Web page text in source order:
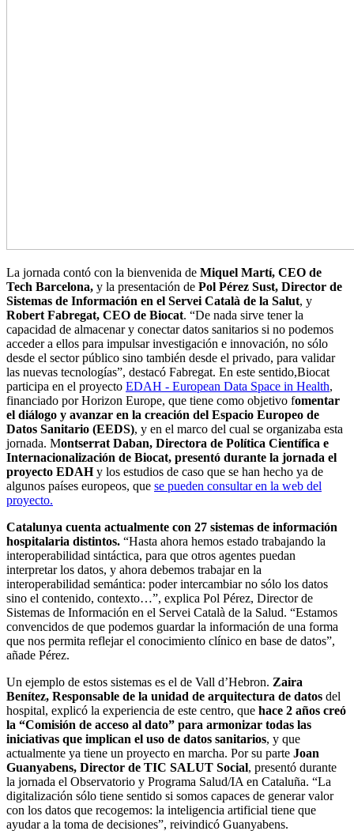
La jornada contó con la bienvenida de Miquel Martí, CEO de
Tech Barcelona, y la presentación de Pol Pérez Sust, Director de
Sistemas de Información en el Servei Català de la Salut, y
Robert Fabregat, CEO de Biocat. “De nada sirve tener la
capacidad de almacenar y conectar datos sanitarios si no podemos
acceder a ellos para impulsar investigación e innovación, no sólo
desde el sector público sino también desde el privado, para validar
las nuevas tecnologías”, destacó Fabregat. En este sentido,Biocat
participa en el proyecto EDAH - European Data Space in Health,
financiado por Horizon Europe, que tiene como objetivo fomentar
el diálogo y avanzar en la creación del Espacio Europeo de
Datos Sanitario (EEDS), y en el marco del cual se organizaba esta
jornada. Montserrat Daban, Directora de Política Científica e
Internacionalización de Biocat, presentó durante la jornada el
proyecto EDAHy los estudios de caso que se han hecho ya de
algunos países europeos, que se pueden consultar en la web del
proyecto.
Catalunya cuenta actualmente con 27 sistemas de información
hospitalaria distintos. “Hasta ahora hemos estado trabajando la
interoperabilidad sintáctica, para que otros agentes puedan
interpretar los datos, y ahora debemos trabajar en la
interoperabilidad semántica: poder intercambiar no sólo los datos
sino el contenido, contexto…”, explica Pol Pérez, Director de
Sistemas de Información en el Servei Català de la Salud. “Estamos
convencidos de que podemos guardar la información de una forma
que nos permita reflejar el conocimiento clínico en base de datos”,
añade Pérez.
Un ejemplo de estos sistemas es el de Vall d’Hebron. Zaira
Benítez, Responsable de la unidad de arquitectura de datos del
hospital, explicó la experiencia de este centro, que hace 2 años creó
la “Comisión de acceso al dato” para armonizar todas las
iniciativas que implican el uso de datos sanitarios, y que
actualmente ya tiene un proyecto en marcha. Por su parte Joan
Guanyabens, Director de TIC SALUT Social, presentó durante
la jornada el Observatorio y Programa Salud/IA en Cataluña. “La
digitalización sólo tiene sentido si somos capaces de generar valor
con los datos que recogemos: la inteligencia artificial tiene que
ayudar a la toma de decisiones”, reivindicó Guanyabens.